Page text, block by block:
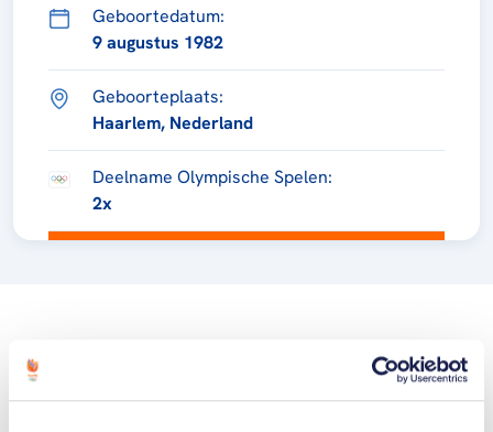
Geboortedatum:
9 augustus 1982
Geboorteplaats:
Haarlem, Nederland
Deelname Olympische Spelen:
2x